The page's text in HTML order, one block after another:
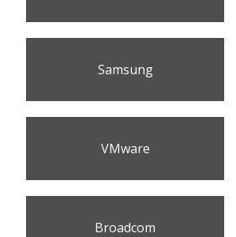
Samsung
VMware
Broadcom